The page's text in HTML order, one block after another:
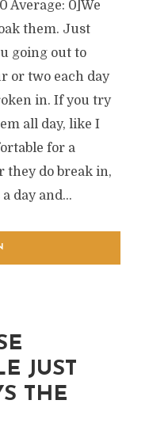
Average: 0]We
them. Just
going out to
or two each day
in. If you try
all day, like I
for a
they do break in,
day and...
JUST
THE